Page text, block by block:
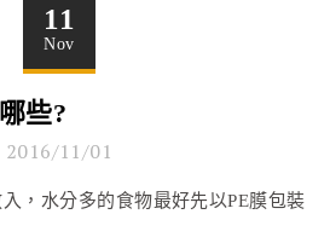
11
Nov
些?
2016/11/01
，水分多的食物最好先以PE膜包裝